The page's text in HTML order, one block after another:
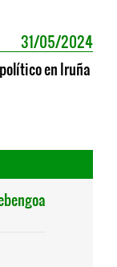
31/05/2024
en Iruña